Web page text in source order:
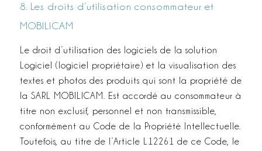
8. Les droits d’utilisation consommateur et
MOBILICAM
Le droit d’utilisation des logiciels de la solution
Logiciel (logiciel propriétaire) et la visualisation des
textes et photos des produits qui sont la propriété de
la SARL MOBILICAM. Est accordé au consommateur à
titre non exclusif, personnel et non transmissible,
conformément au Code de la Propriété Intellectuelle.
Toutefois, au titre de l’Article L122­6­1 de ce Code, le